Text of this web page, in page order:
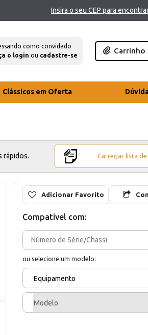
Insira o seu CEP para
como convidado
o login ou cadastre-se
Carrinho
Clássicos em Oferta
rápidos. Carregar lista de
Adicionar Favorito
Compativel com:
ou selecione um modelo:
Equipamento
Modelo